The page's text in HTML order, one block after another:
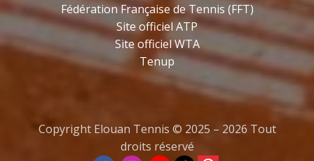
Fédération Française de Tennis (FFT)
Site officiel ATP
Site officiel WTA
Tenup
Copyright Elouan Tennis © 2025 – 2026 Tout
droits réservé